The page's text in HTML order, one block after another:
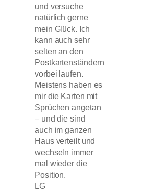
und versuche
natürlich gerne
mein Glück. Ich
kann auch sehr
selten an den
Postkartenständern
vorbei laufen.
Meistens haben es
mir die Karten mit
Sprüchen angetan
– und die sind
auch im ganzen
Haus verteilt und
wechseln immer
mal wieder die
Position.
LG